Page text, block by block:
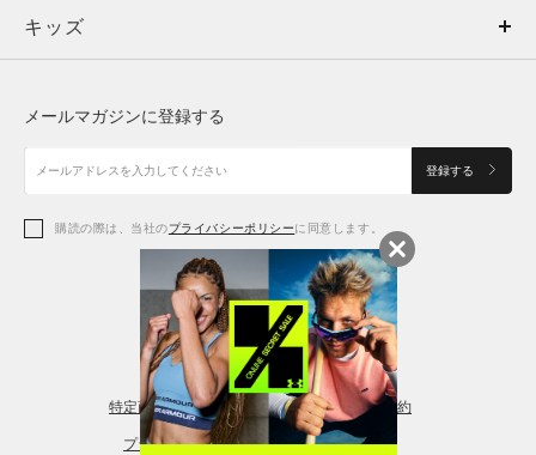
キッズ
アクセサリー
ボトムス
アクセサリー
トップス
シューズ
アクセサリー
レギンス＆タイツ
キッズ
シューズ
メールマガジンに登録する
登録する
購読の際は、当社のプライバシーポリシーに同意します。
特定商取引法に基づく通販の表記 会員規約
プライバシーポリシー